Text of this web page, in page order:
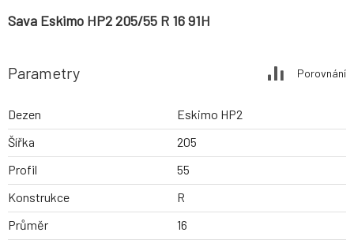
Sava Eskimo HP2 205/55 R 16 91H
Parametry Porovnání
Dezen
Eskimo HP2
Šířka
205
Profil
55
Konstrukce
R
Průměr
16